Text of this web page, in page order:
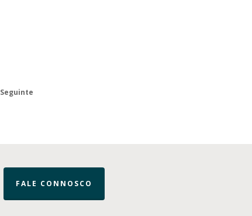
Seguinte
FALE CONNOSCO